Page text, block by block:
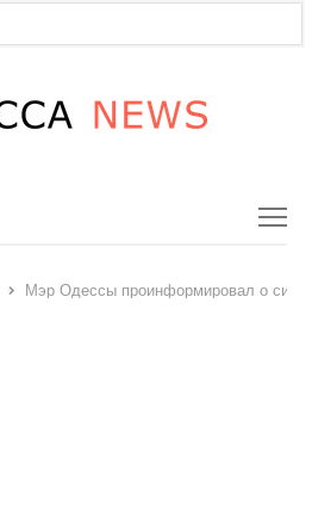
Мэр Одессы проинформировал о